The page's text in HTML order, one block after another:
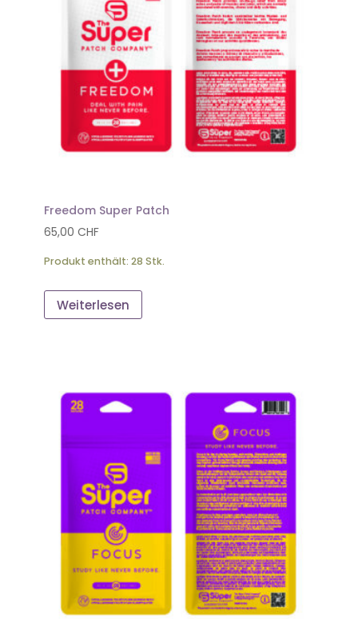
Freedom Super Patch
65,00 CHF
Produkt enthält: 28 Stk.
Weiterlesen